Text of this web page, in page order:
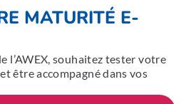
MATURITÉ E-
l’AWEX, souhaitez tester votre
être accompagné dans vos